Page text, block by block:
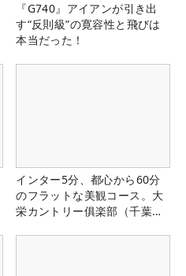
『G740』アイアンが引き出
す“反則級”の寛容性と飛びは
本当だった！
インター5分、都心から60分
のフラットな美観コース。大
栄カントリー俱楽部（千葉